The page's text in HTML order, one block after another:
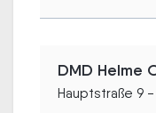
DMD Helme
Hauptstraße 9